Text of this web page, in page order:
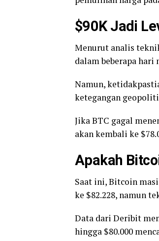
$90K Jadi
Menurut analis
dalam beberapa hari
Namun,
ketegangan
Jika BTC gagal
akan kembali ke
Apakah
Saat ini, Bitcoin
ke $82.228, namun
Data dari Deribit
hingga $80.000